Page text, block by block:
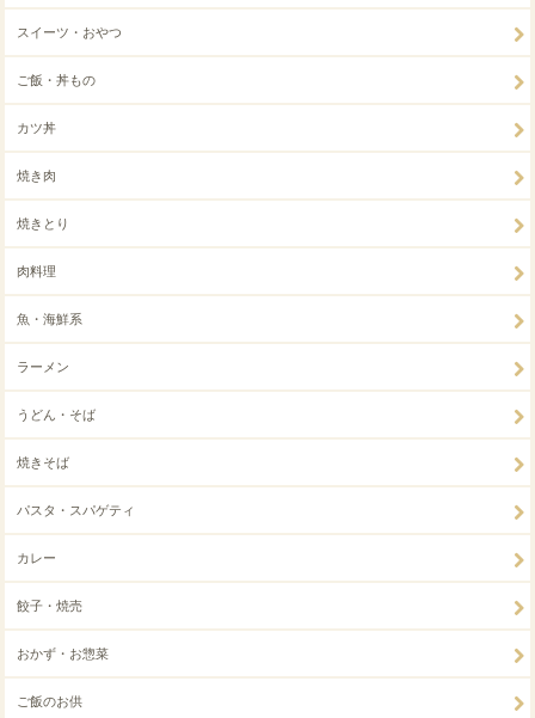
スイーツ・おやつ
ご飯・丼もの
カツ丼
焼き肉
焼きとり
肉料理
魚・海鮮系
ラーメン
うどん・そば
焼きそば
パスタ・スパゲティ
カレー
餃子・焼売
おかず・お惣菜
ご飯のお供